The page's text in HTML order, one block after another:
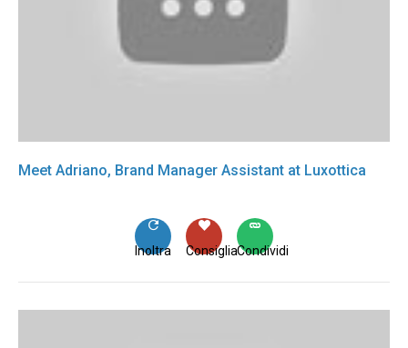
Meet Adriano, Brand Manager Assistant at Luxottica
Condividi
Consiglia
Inoltra